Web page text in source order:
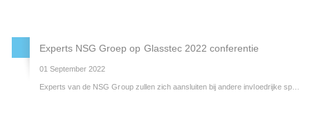
Experts NSG Groep op Glasstec 2022 conferentie
01 September 2022
Experts van de NSG Group zullen zich aansluiten bij andere invloedrijke sprekers tijdens de Glasstec-conferentie van dit jaar, die in het teken zal staan van CO2 reductie. Specifieke, toonaangevende lezingen bieden de aanwezigen een mix van theorie en praktijk over deze dringende wereldwijde kwestie.